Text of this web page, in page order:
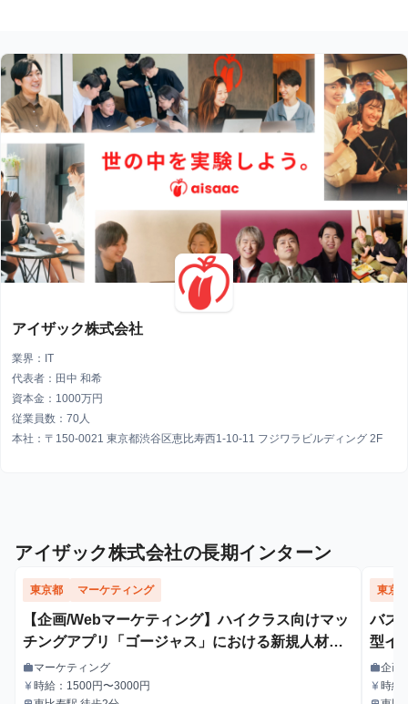
アイザック株式会社
業界：IT
代表者：田中 和希
資本金：1000万円
従業員数：70人
本社：〒150-0021 東京都渋谷区恵比寿西1-10-11 フジワラビルディング 2F
アイザック株式会社の長期インターン
東京都 マーケティング
【企画/Webマーケティング】ハイクラス向けマッ
チングアプリ「ゴージャス」における新規人材獲
得のためのWebマーケティング
職種
workマーケティング
給与
currency_yen時給：1500円〜3000円
東京
バズ
型イ
職種
work企画
給与
currency_yen時給